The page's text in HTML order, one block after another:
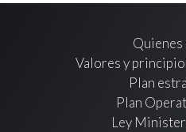
Quienes
Valores y
Plan
Plan
Ley